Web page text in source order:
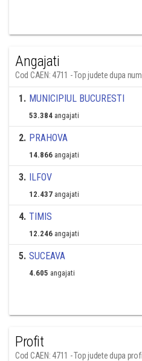
Angajati
Cod CAEN: 4711 - Top judete dupa
1. MUNICIPIUL BUCURESTI
53.384 angajati
2. PRAHOVA
14.866 angajati
3. ILFOV
12.437 angajati
4. TIMIS
12.246 angajati
5. SUCEAVA
4.605 angajati
Profit
Cod CAEN: 4711 - Top judete dupa